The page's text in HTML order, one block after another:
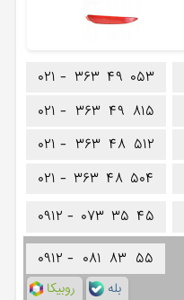
۰۲۱ - ۳۶۳ ۴۹ ۰۵۳
۰۲۱ - ۳۶۳ ۴۹ ۸۱۵
۰۲۱ - ۳۶۳ ۴۸ ۵۱۲
۰۲۱ - ۳۶۳ ۴۸ ۵۰۴
۰۹۱۲ - ۰۷۳ ۳۵ ۴۵
۰۹۱۲ - ۰۸۱ ۸۳ ۵۵
روبیکا بله